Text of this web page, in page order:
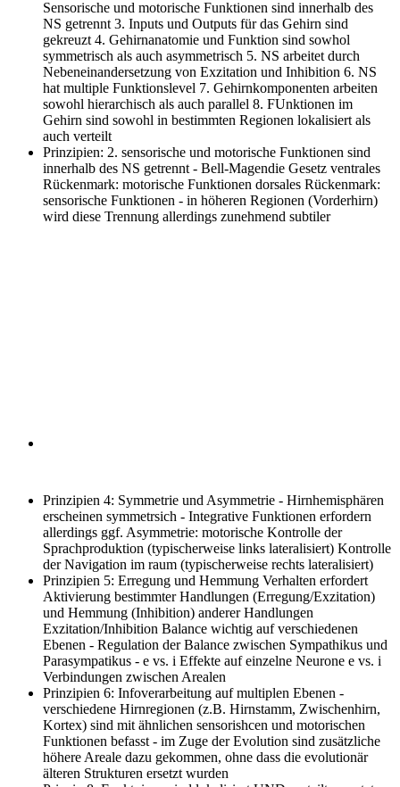
Sensorische und motorische Funktionen sind innerhalb des
NS getrennt 3. Inputs und Outputs für das Gehirn sind
gekreuzt 4. Gehirnanatomie und Funktion sind sowhol
symmetrisch als auch asymmetrisch 5. NS arbeitet durch
Nebeneinandersetzung von Exzitation und Inhibition 6. NS
hat multiple Funktionslevel 7. Gehirnkomponenten arbeiten
sowohl hierarchisch als auch parallel 8. FUnktionen im
Gehirn sind sowohl in bestimmten Regionen lokalisiert als
auch verteilt
Prinzipien: 2. sensorische und motorische Funktionen sind
innerhalb des NS getrennt - Bell-Magendie Gesetz ventrales
Rückenmark: motorische Funktionen dorsales Rückenmark:
sensorische Funktionen - in höheren Regionen (Vorderhirn)
wird diese Trennung allerdings zunehmend subtiler
Prinzipien 4: Symmetrie und Asymmetrie - Hirnhemisphären
erscheinen symmetrsich - Integrative Funktionen erfordern
allerdings ggf. Asymmetrie: motorische Kontrolle der
Sprachproduktion (typischerweise links lateralisiert) Kontrolle
der Navigation im raum (typischerweise rechts lateralisiert)
Prinzipien 5: Erregung und Hemmung Verhalten erfordert
Aktivierung bestimmter Handlungen (Erregung/Exzitation)
und Hemmung (Inhibition) anderer Handlungen
Exzitation/Inhibition Balance wichtig auf verschiedenen
Ebenen - Regulation der Balance zwischen Sympathikus und
Parasympatikus - e vs. i Effekte auf einzelne Neurone e vs. i
Verbindungen zwischen Arealen
Prinzipien 6: Infoverarbeitung auf multiplen Ebenen -
verschiedene Hirnregionen (z.B. Hirnstamm, Zwischenhirn,
Kortex) sind mit ähnlichen sensorishcen und motorischen
Funktionen befasst - im Zuge der Evolution sind zusätzliche
höhere Areale dazu gekommen, ohne dass die evolutionär
älteren Strukturen ersetzt wurden